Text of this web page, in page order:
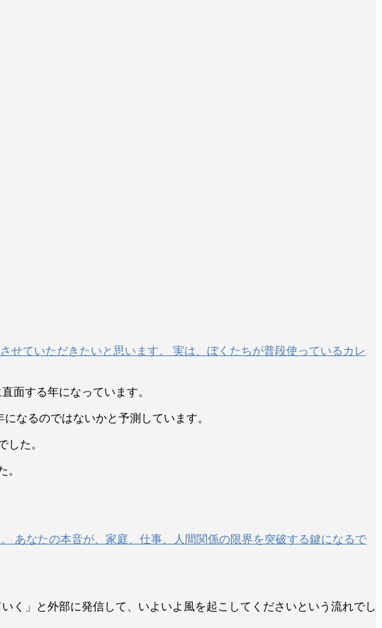
ていただきたいと思います。 実は、ぼくたちが普段使っているカレ
面する年になっています。
なるのではないかと予測しています。
した。
。
あなたの本音が、家庭、仕事、人間関係の限界を突破する鍵になるで
く」と外部に発信して、いよいよ風を起こしてくださいという流れでし